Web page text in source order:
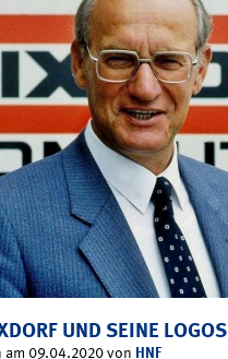
UND SEINE LOGOS
am 09.04.2020 von HNF